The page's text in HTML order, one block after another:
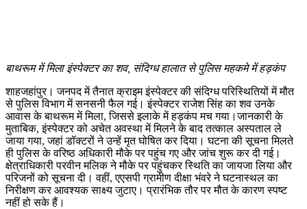
बाथरूम में मिला इंस्पेक्टर का शव, संदिग्ध हालात से पुलिस महकमे में हड़कंप
शाहजहांपुर। जनपद में तैनात क्राइम इंस्पेक्टर की संदिग्ध परिस्थितियों में मौत
से पुलिस विभाग में सनसनी फैल गई। इंस्पेक्टर राजेश सिंह का शव उनके
आवास के बाथरूम में मिला, जिससे इलाके में हड़कंप मच गया।जानकारी के
मुताबिक, इंस्पेक्टर को अचेत अवस्था में मिलने के बाद तत्काल अस्पताल ले
जाया गया, जहां डॉक्टरों ने उन्हें मृत घोषित कर दिया। घटना की सूचना मिलते
ही पुलिस के वरिष्ठ अधिकारी मौके पर पहुंच गए और जांच शुरू कर दी गई।
क्षेत्राधिकारी परवीन मलिक ने मौके पर पहुंचकर स्थिति का जायजा लिया और
परिजनों को सूचना दी। वहीं, एएसपी ग्रामीण दीक्षा भंवरे ने घटनास्थल का
निरीक्षण कर आवश्यक साक्ष्य जुटाए। प्रारंभिक तौर पर मौत के कारण स्पष्ट
नहीं हो सके हैं।